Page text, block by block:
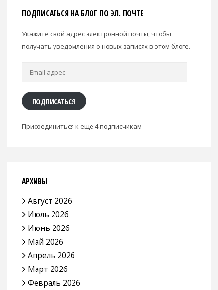
ПОДПИСАТЬСЯ НА БЛОГ ПО ЭЛ. ПОЧТЕ
Укажите свой адрес электронной почты, чтобы
получать уведомления о новых записях в этом блоге.
Email
ПОДПИСАТЬСЯ
Присоединиться к еще 4 подписчикам
АРХИВЫ
Август 2026
Июль 2026
Июнь 2026
Май 2026
Апрель 2026
Март 2026
Февраль 2026